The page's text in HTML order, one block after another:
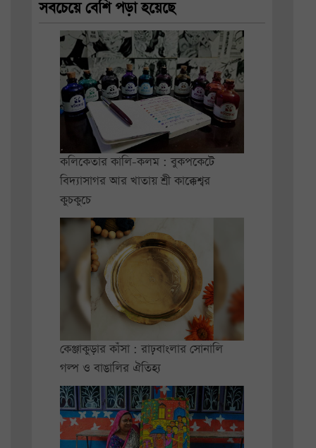
সবচেয়ে বেশি পড়া হয়েছে
কলিকেতার কালি-কলম : বুকপকেটে
বিদ্যাসাগর আর খাতায় শ্রী কাক্কেশ্বর
কুচকুচে
কেঞ্জাকুড়ার কাঁসা : রাঢ়বাংলার সোনালি
গল্প ও বাঙালির ঐতিহ্য